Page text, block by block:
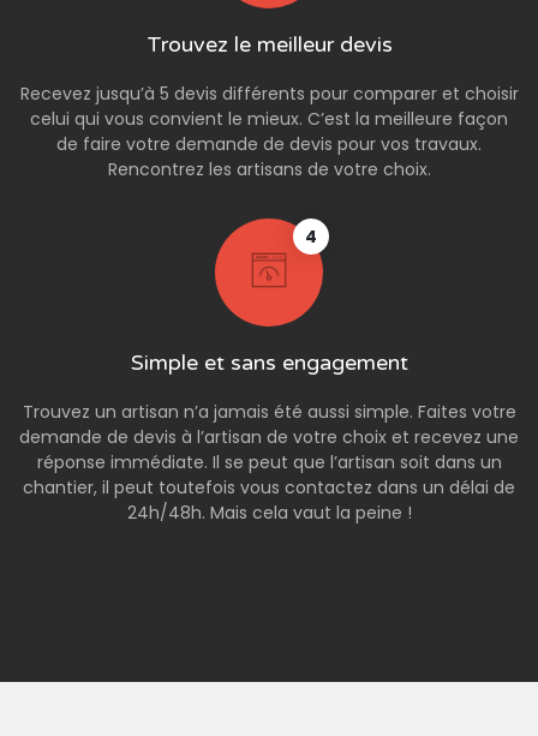
Trouvez le meilleur devis
Recevez jusqu’à 5 devis différents pour comparer et choisir
celui qui vous convient le mieux. C’est la meilleure façon
de faire votre demande de devis pour vos travaux.
Rencontrez les artisans de votre choix.
4
Simple et sans engagement
Trouvez un artisan n’a jamais été aussi simple. Faites votre
demande de devis à l’artisan de votre choix et recevez une
réponse immédiate. Il se peut que l’artisan soit dans un
chantier, il peut toutefois vous contactez dans un délai de
24h/48h. Mais cela vaut la peine !